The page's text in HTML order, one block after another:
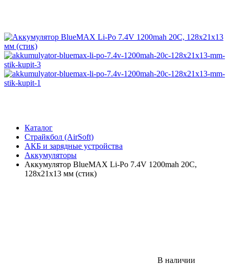
Каталог
Страйкбол (AirSoft)
АКБ и зарядные устройства
Аккумуляторы
Аккумулятор BlueMAX Li-Po 7.4V 1200mah 20C,
128x21x13 мм (стик)
В наличии